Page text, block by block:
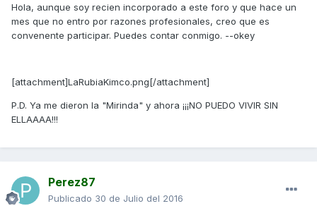
Hola, aunque soy recien incorporado a este foro y que hace un
mes que no entro por razones profesionales, creo que es
convenente participar. Puedes contar conmigo. --okey
[attachment]LaRubiaKimco.png[/attachment]
P.D. Ya me dieron la "Mirinda" y ahora ¡¡¡NO PUEDO VIVIR SIN
ELLAAAA!!!
Perez87
Publicado 30 de Julio del 2016